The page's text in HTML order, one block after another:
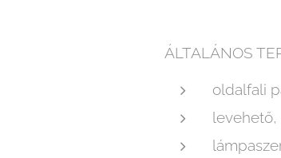
ÁLTALÁNOS
oldalfali
levehető,